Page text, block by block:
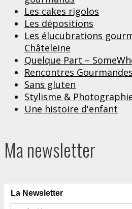
Les cakes rigolos
Les dépositions
Les élucubrations
Châteleine
Quelque Part –
Rencontres Gourmandes
Sans gluten
Stylisme &
Une histoire d'enfant
Ma newsletter
La Newsletter